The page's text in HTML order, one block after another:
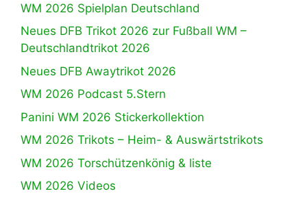
WM 2026 Spielplan Deutschland
Neues DFB Trikot 2026 zur Fußball WM –
Deutschlandtrikot 2026
Neues DFB Awaytrikot 2026
WM 2026 Podcast 5.Stern
Panini WM 2026 Stickerkollektion
WM 2026 Trikots – Heim- & Auswärtstrikots
WM 2026 Torschützenkönig & liste
WM 2026 Videos